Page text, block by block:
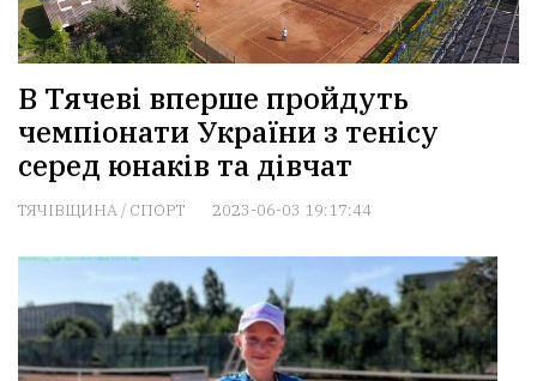
В Тячеві вперше пройдуть
чемпіонати України з тенісу
серед юнаків та дівчат
ТЯЧІВЩИНА/ СПОРТ 2023-06-03 19:17:44